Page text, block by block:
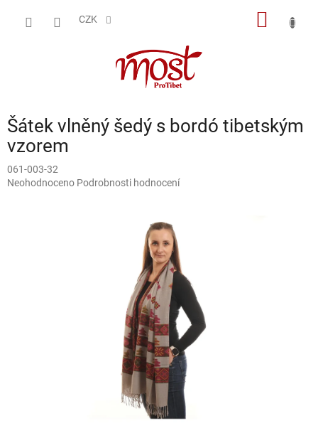
CZK
Šátek vlněný šedý s bordó tibetským
vzorem
061-003-32
Průměrné
Neohodnoceno Podrobnosti hodnocení